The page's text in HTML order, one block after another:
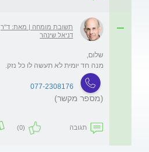
תשובת מומחה | מאת: ד"ר
דניאל שינהר
מנה חד יומית לא תעשה לו כל נזק.
077-2308176
(מספר מקשר)
תגובה (0)